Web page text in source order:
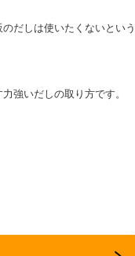
だしは使いたくないという
強いだしの取り方です。